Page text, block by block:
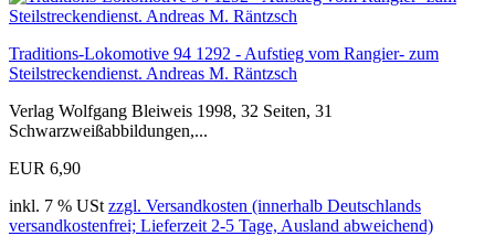
Traditions-Lokomotive 94 1292 - Aufstieg vom Rangier- zum
Steilstreckendienst. Andreas M. Räntzsch
Verlag Wolfgang Bleiweis 1998, 32 Seiten, 31
Schwarzweißabbildungen,...
EUR 6,90
inkl. 7 % USt zzgl. Versandkosten (innerhalb Deutschlands
versandkostenfrei; Lieferzeit 2-5 Tage, Ausland abweichend)